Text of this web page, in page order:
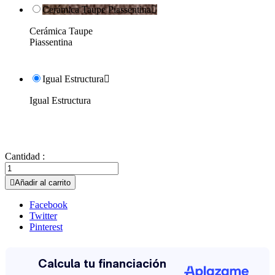
Cerámica Taupe Piassentina
Cerámica Taupe
Piassentina
Igual Estructura
Igual Estructura
Cantidad :
Añadir al carrito
Facebook
Twitter
Pinterest